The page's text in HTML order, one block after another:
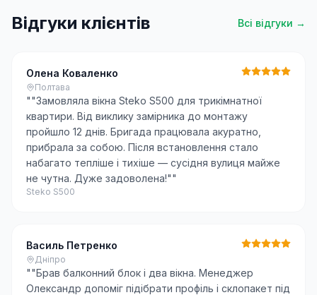
Відгуки клієнтів Всі відгуки →
Олена Коваленко
Полтава
""Замовляла вікна Steko S500 для трикімнатної
квартири. Від виклику замірника до монтажу
пройшло 12 днів. Бригада працювала акуратно,
прибрала за собою. Після встановлення стало
набагато тепліше і тихіше — сусідня вулиця майже
не чутна. Дуже задоволена!""
Steko S500
Василь Петренко
Дніпро
""Брав балконний блок і два вікна. Менеджер
Олександр допоміг підібрати профіль і склопакет під